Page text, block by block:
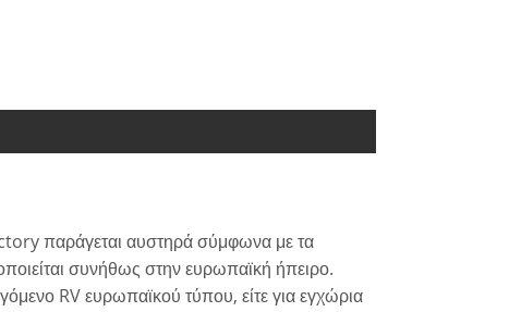
παράγεται αυστηρά σύμφωνα με τα
συνήθως στην ευρωπαϊκή ήπειρο.
RV ευρωπαϊκού τύπου, είτε για εγχώρια